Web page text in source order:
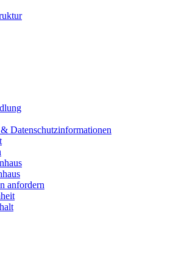
Datenschutzinformationen
anfordern